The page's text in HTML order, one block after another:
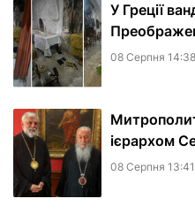
У Греції
08 Серпня 14:38
ієрархом
08 Серпня 13:41